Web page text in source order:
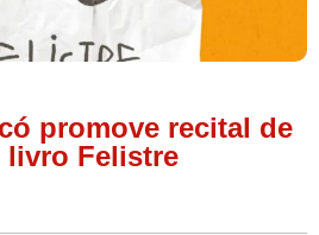
promove recital de
livro Felistre